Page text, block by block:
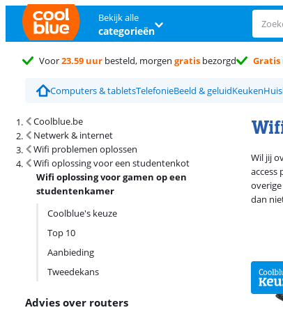
Bekijk alle
categorieën
Voor23.59 uur besteld, morgen gratis bezorgd Gratis
Computers & tabletsTelefonieBeeld & geluidKeuken
Coolblue.be
Netwerk & internet
Wifi problemen oplossen
Wifi oplossing voor een studentenkot
Wifi oplossing voor gamen op een
studentenkamer
Coolblue's keuze
Top 10
Aanbieding
Tweedekans
Advies over routers
Zoekresultaten en sortering
Wil jij
access
dan